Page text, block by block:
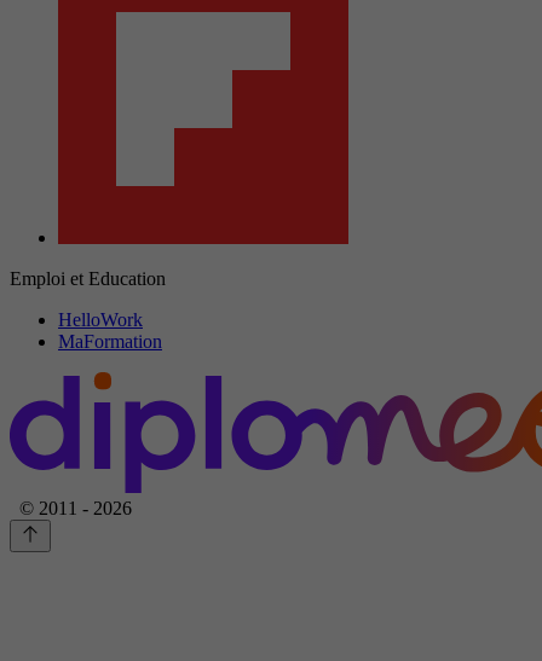
Emploi et Education
HelloWork
MaFormation
© 2011 - 2026